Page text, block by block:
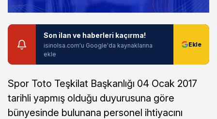
Son ilan ve haberleri kaçırma!
isinolsa.com'u Google'da kaynaklarına
ekle
Spor Toto Teşkilat Başkanlığı 04 Ocak 2017
tarihli yapmış olduğu duyurusuna göre
bünyesinde bulunana personel ihtiyacını